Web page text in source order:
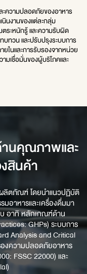
ความปลอดภัยของอาหาร
นงานของแต่ละกลุ่ม
ระหนักรู้ และความรับผิด
ทวน และปรับปรุงระบบการ
ในและการรับรองจากหน่วย
มเชื่อมั่นของผู้บริโภคและ
านคุณภาพและ
สินค้า
ตภัณฑ์ โดยนำแนวปฏิบัติ
อาหารและเครื่องดื่มมา
บ อาทิ หลักเกณฑ์ด้าน
GHPs) ระบบการ
Analysis and Critical
งความปลอดภัยอาหาร
FSSC 22000) และ